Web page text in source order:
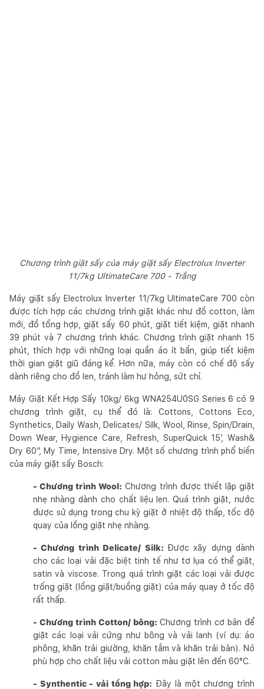
Chương trình giặt sấy của máy giặt sấy Electrolux Inverter
11/7kg UltimateCare 700 - Trắng
Máy giặt sấy Electrolux Inverter 11/7kg UltimateCare 700 còn
được tích hợp các chương trình giặt khác như đồ cotton, làm
mới, đồ tổng hợp, giặt sấy 60 phút, giặt tiết kiệm, giặt nhanh
39 phút và 7 chương trình khác. Chương trình giặt nhanh 15
phút, thích hợp với những loại quần áo ít bẩn, giúp tiết kiệm
thời gian giặt giũ đáng kể. Hơn nữa, máy còn có chế độ sấy
dành riêng cho đồ len, tránh làm hư hỏng, sứt chỉ.
Máy Giặt Kết Hợp Sấy 10kg/ 6kg WNA254U0SG Series 6 có 9
chương trình giặt, cụ thể đó là: Cottons, Cottons Eco,
Synthetics, Daily Wash, Delicates/ Silk, Wool, Rinse, Spin/Drain,
Down Wear, Hygience Care, Refresh, SuperQuick 15′, Wash&
Dry 60″, My Time, Intensive Dry. Một số chương trình phổ biến
của máy giặt sấy Bosch:
- Chương trình Wool: Chương trình được thiết lập giặt
nhẹ nhàng dành cho chất liệu len. Quá trình giặt, nước
được sử dụng trong chu kỳ giặt ở nhiệt độ thấp, tốc độ
quay của lồng giặt nhẹ nhàng.
- Chương trình Delicate/ Silk: Được xây dựng dành
cho các loại vải đặc biệt tinh tế như tơ lụa có thể giặt,
satin và viscose. Trong quá trình giặt các loại vải được
trống giặt (lồng giặt/buồng giặt) của máy quay ở tốc độ
rất thấp.
- Chương trình Cotton/ bông: Chương trình cơ bản để
giặt các loại vải cứng như bông và vải lanh (ví dụ: áo
phông, khăn trải giường, khăn tắm và khăn trải bàn). Nó
phù hợp cho chất liệu vải cotton màu giặt lên đến 60°C.
- Synthentic - vải tổng hợp: Đây là một chương trình